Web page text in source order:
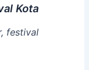
Kota
festival